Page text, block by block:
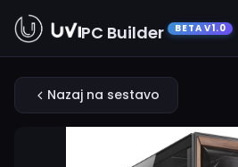
PC Builder BETA V1.0
Nazaj na sestavo